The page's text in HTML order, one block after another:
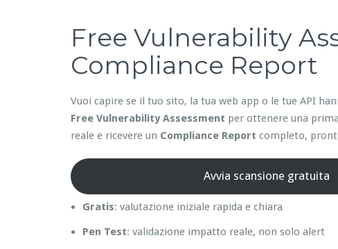
Free Vulnerability
Compliance Report
Vuoi capire se il tuo sito, la tua web app o le tue API
Free Vulnerability Assessment per ottenere una
reale e ricevere un Compliance Report completo,
Avvia scansione gratuita
Gratis: valutazione iniziale rapida e chiara
Pen Test: validazione impatto reale, non solo alert